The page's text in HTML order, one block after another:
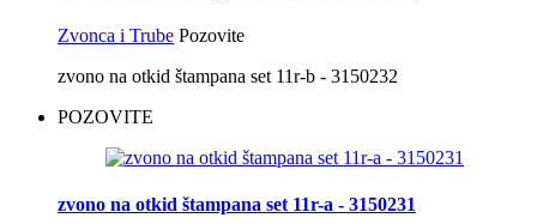
Zvonca i Trube Pozovite
zvono na otkid štampana set 11r-b - 3150232
POZOVITE
zvono na otkid štampana set 11r-a - 3150231